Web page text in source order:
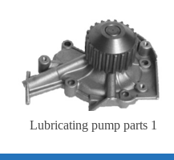
Lubricating pump parts 1